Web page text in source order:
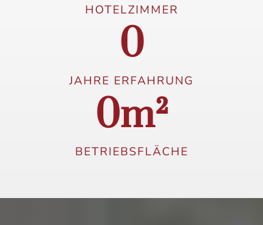
HOTELZIMMER
0
JAHRE ERFAHRUNG
0
BETRIEBSFLÄCHE